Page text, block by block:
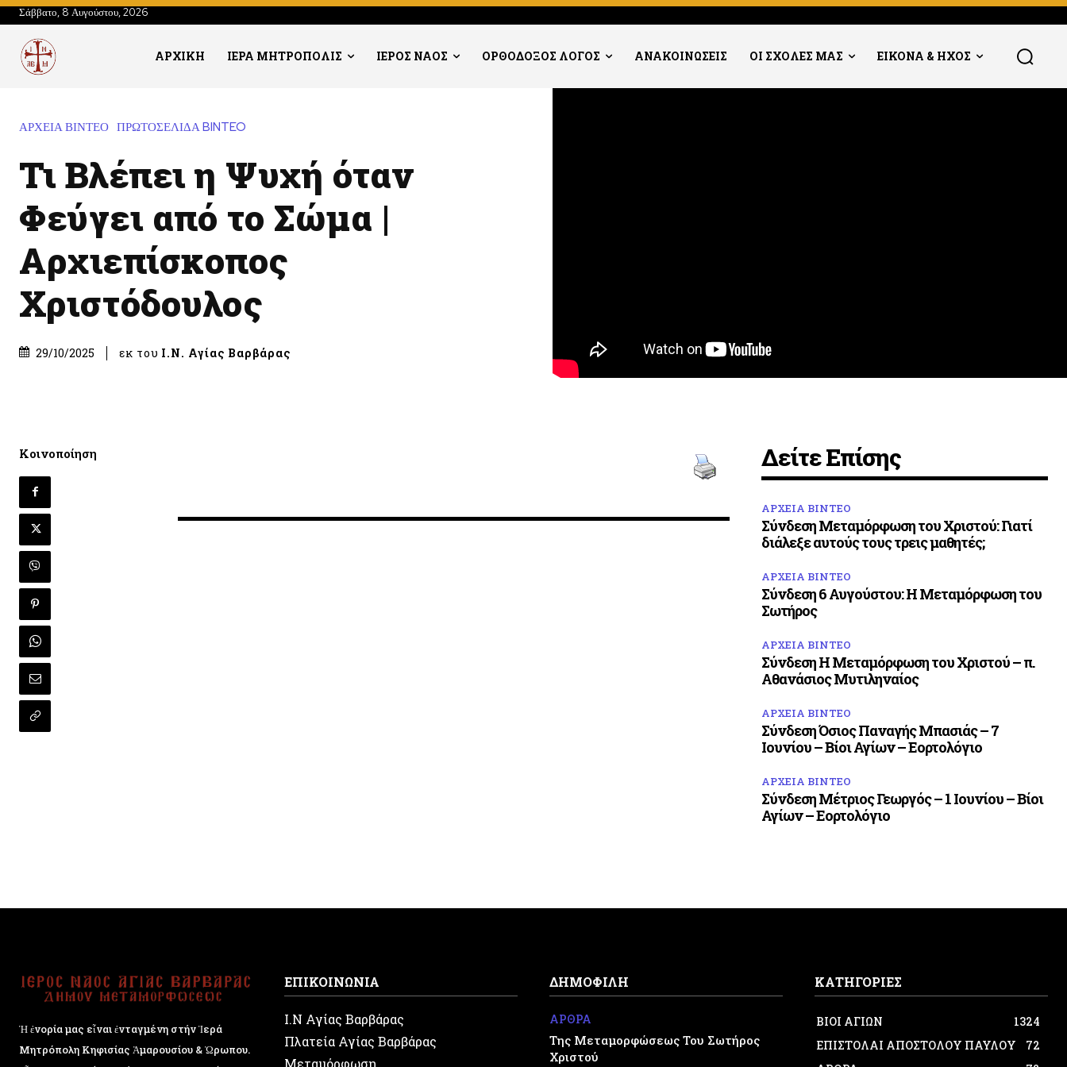
Σάββατο, 8 Αυγούστου, 2026
ΑΡΧΙΚΗ ΙΕΡΑ ΜΗΤΡΟΠΟΛΙΣ ΙΕΡΟΣ ΝΑΟΣ ΟΡΘΟΔΟΞΟΣ ΛΟΓΟΣ ΑΝΑΚΟΙΝΩΣΕΙΣ ΟΙ ΣΧΟΛΕΣ ΜΑΣ ΕΙΚΟΝΑ & ΗΧΟΣ
ΑΡΧΕΙΑ ΒΙΝΤΕΟ ΠΡΩΤΟΣΕΛΙΔΑ BINTEO
Τι Βλέπει η Ψυχή όταν
Φεύγει από το Σώμα |
Αρχιεπίσκοπος
Χριστόδουλος
29/10/2025 εκ του Ι.Ν. Αγίας Βαρβάρας
Κοινοποίηση Δείτε Επίσης
ΑΡΧΕΙΑ ΒΙΝΤΕΟ
Σύνδεση Μεταμόρφωση του Χριστού: Γιατί
διάλεξε αυτούς τους τρεις μαθητές;
ΑΡΧΕΙΑ ΒΙΝΤΕΟ
Σύνδεση 6 Αυγούστου: Η Μεταμόρφωση του
Σωτήρος
ΑΡΧΕΙΑ ΒΙΝΤΕΟ
Σύνδεση Η Μεταμόρφωση του Χριστού – π.
Αθανάσιος Μυτιληναίος
ΑΡΧΕΙΑ ΒΙΝΤΕΟ
Σύνδεση Όσιος Παναγής Μπασιάς – 7
Ιουνίου – Βίοι Αγίων – Εορτολόγιο
ΑΡΧΕΙΑ ΒΙΝΤΕΟ
Σύνδεση Μέτριος Γεωργός – 1 Ιουνίου – Βίοι
Αγίων – Εορτολόγιο
Ἡ ἐνορία μας εἶναι ἐνταγμένη στήν Ἱερά
Μητρόπολη Κηφισίας Ἁμαρουσίου & Ὠρωπου.
ΕΠΙΚΟΙΝΩΝΙΑ
Ι.Ν Αγίας Βαρβάρας
Πλατεία Αγίας Βαρβάρας
Μεταμόρφωση
ΔΗΜΟΦΙΛΗ
ΑΡΘΡΑ
Της Μεταμορφώσεως Του Σωτήρος
Χριστού
ΚΑΤΗΓΟΡΙΕΣ
ΒΙΟΙ ΑΓΙΩΝ
1324
ΕΠΙΣΤΟΛΑΙ ΑΠΟΣΤΟΛΟΥ ΠΑΥΛΟΥ
72